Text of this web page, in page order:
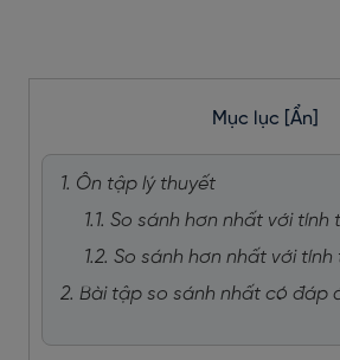
Mục lục [Ẩn]
1. Ôn tập lý thuyết
1.1. So sánh hơn nhất với tính
1.2. So sánh hơn nhất với tính
2. Bài tập so sánh nhất có đáp